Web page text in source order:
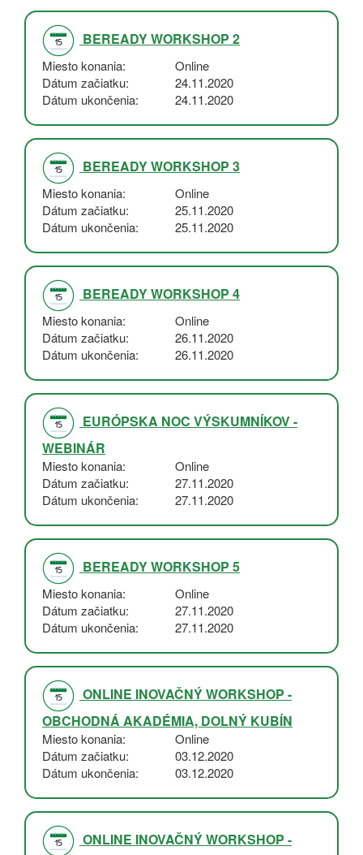
BEREADY WORKSHOP 2
Miesto konania
Online
Dátum začiatku
24.11.2020
Dátum ukončenia
24.11.2020
BEREADY WORKSHOP 3
Miesto konania
Online
Dátum začiatku
25.11.2020
Dátum ukončenia
25.11.2020
BEREADY WORKSHOP 4
Miesto konania
Online
Dátum začiatku
26.11.2020
Dátum ukončenia
26.11.2020
EURÓPSKA NOC VÝSKUMNÍKOV -
WEBINÁR
Miesto konania
Online
Dátum začiatku
27.11.2020
Dátum ukončenia
27.11.2020
BEREADY WORKSHOP 5
Miesto konania
Online
Dátum začiatku
27.11.2020
Dátum ukončenia
27.11.2020
ONLINE INOVAČNÝ WORKSHOP -
OBCHODNÁ AKADÉMIA, DOLNÝ KUBÍN
Miesto konania
Online
Dátum začiatku
03.12.2020
Dátum ukončenia
03.12.2020
ONLINE INOVAČNÝ WORKSHOP -